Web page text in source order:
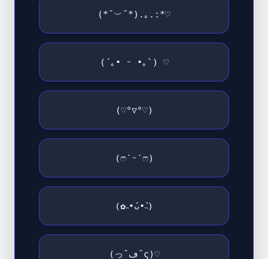
(*˘︶˘*).｡.:*♡
(´｡• ᵕ •｡`) ♡
(♡°▽°♡)
(ෆ˙ᵕ˙ෆ)
(✿˵•́ᴗ•̀˵)
(っ˘ڡ˘ς)♡